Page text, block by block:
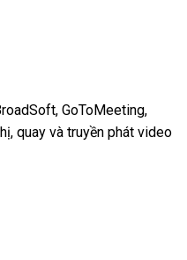
GoToMeeting,
quay và truyền phát video